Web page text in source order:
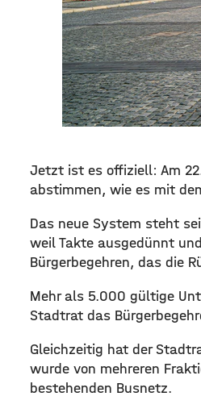
Jetzt ist es offiziell: Am
abstimmen, wie es mit
Das neue System steht
weil Takte ausgedünnt
Bürgerbegehren, das die
Mehr als 5.000 gültige
Stadtrat das
Gleichzeitig hat der
wurde von mehreren
bestehenden Busnetz.